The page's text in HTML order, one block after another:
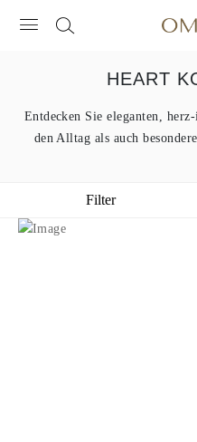
HEART
Entdecken Sie eleganten,
den Alltag als auch
Filter